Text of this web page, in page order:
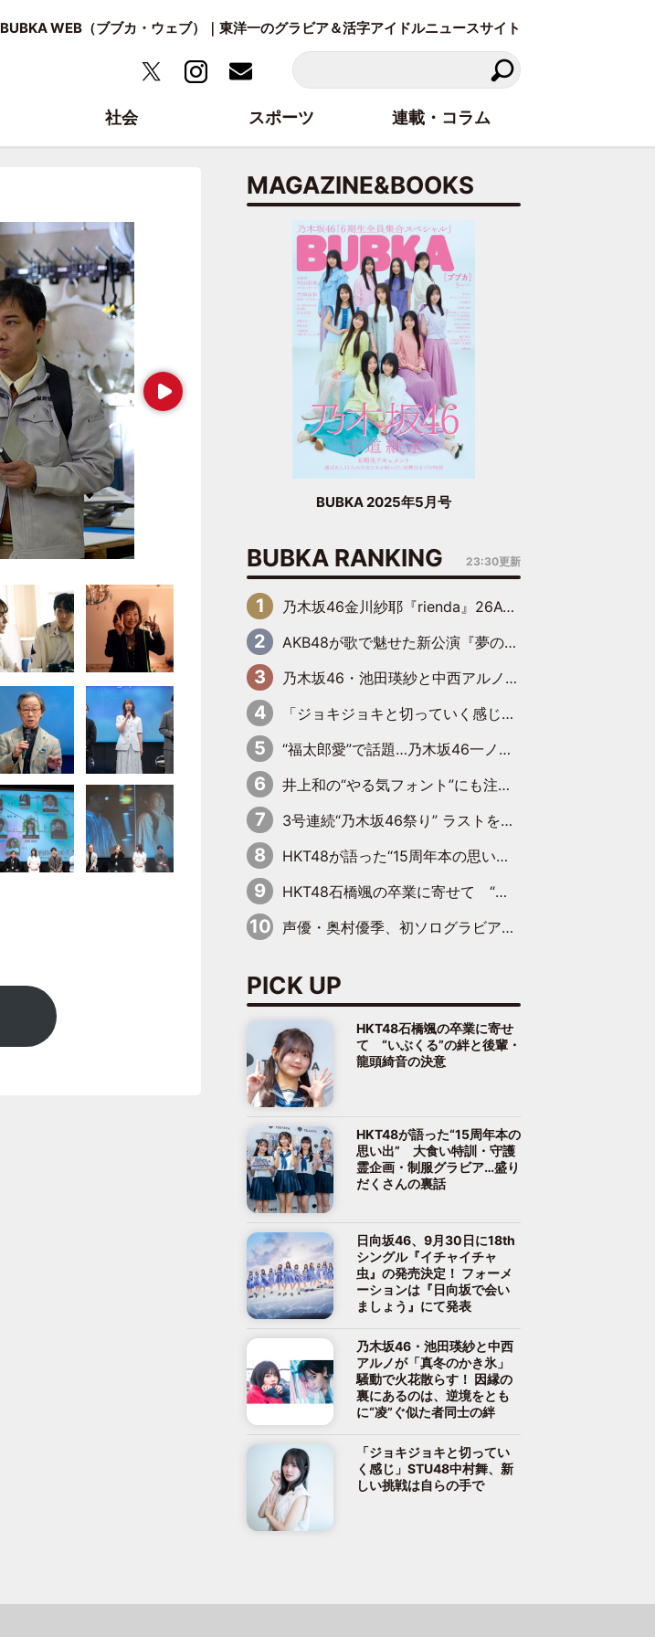
BUBKA WEB（ブブカ・ウェブ）｜東洋一のグラビア＆活字アイドルニュースサイト
Next
MAGAZINE&BOOKS
BUBKA 2025年5月号
BUBKA RANKING 23:30更新
乃木坂46金川紗耶『rienda』26AW LOOKモデルに就任
AKB48が歌で魅せた新公演『夢のポップスター』 初日から全身全霊のステージ
乃木坂46・池田瑛紗と中西アルノが「真冬のかき氷」騒動で火花散らす！ 因縁の裏にあるのは、逆境をともに“凌”ぐ似た者同士の絆
「ジョキジョキと切っていく感じ」STU48中村舞、新しい挑戦は自らの手で
“福太郎愛”で話題…乃木坂46一ノ瀬美空、地元福岡『めんべい25周年トップサポーター』に就任
井上和の“やる気フォント”にも注目 乃木坂46が挑んだ書道パフォーマンスの舞台裏
3号連続“乃木坂46祭り” ラストを飾るのは賀喜遥香…5年ぶりの登場に「5年分大人になった私を見ていただけたら」
HKT48が語った“15周年本の思い出” 大食い特訓・守護霊企画・制服グラビア…盛りだくさんの裏話
HKT48石橋颯の卒業に寄せて “いぶくる”の絆と後輩・龍頭綺音の決意
声優・奥村優季、初ソログラビアで初ソロ表紙を飾る！ 初めて見せる表情や、声優を志したきっかけなどを語った必読のインタビューを掲載
PICK UP
HKT48石橋颯の卒業に寄せ
て “いぶくる”の絆と後輩・
龍頭綺音の決意
HKT48が語った“15周年本の
思い出” 大食い特訓・守護
霊企画・制服グラビア…盛り
だくさんの裏話
日向坂46、9月30日に18th
シングル『イチャイチャ
虫』の発売決定！ フォーメ
ーションは『日向坂で会い
ましょう』にて発表
乃木坂46・池田瑛紗と中西
アルノが「真冬のかき氷」
騒動で火花散らす！ 因縁の
裏にあるのは、逆境をとも
に“凌”ぐ似た者同士の絆
「ジョキジョキと切ってい
く感じ」STU48中村舞、新
しい挑戦は自らの手で
社会 スポーツ 連載・コラム